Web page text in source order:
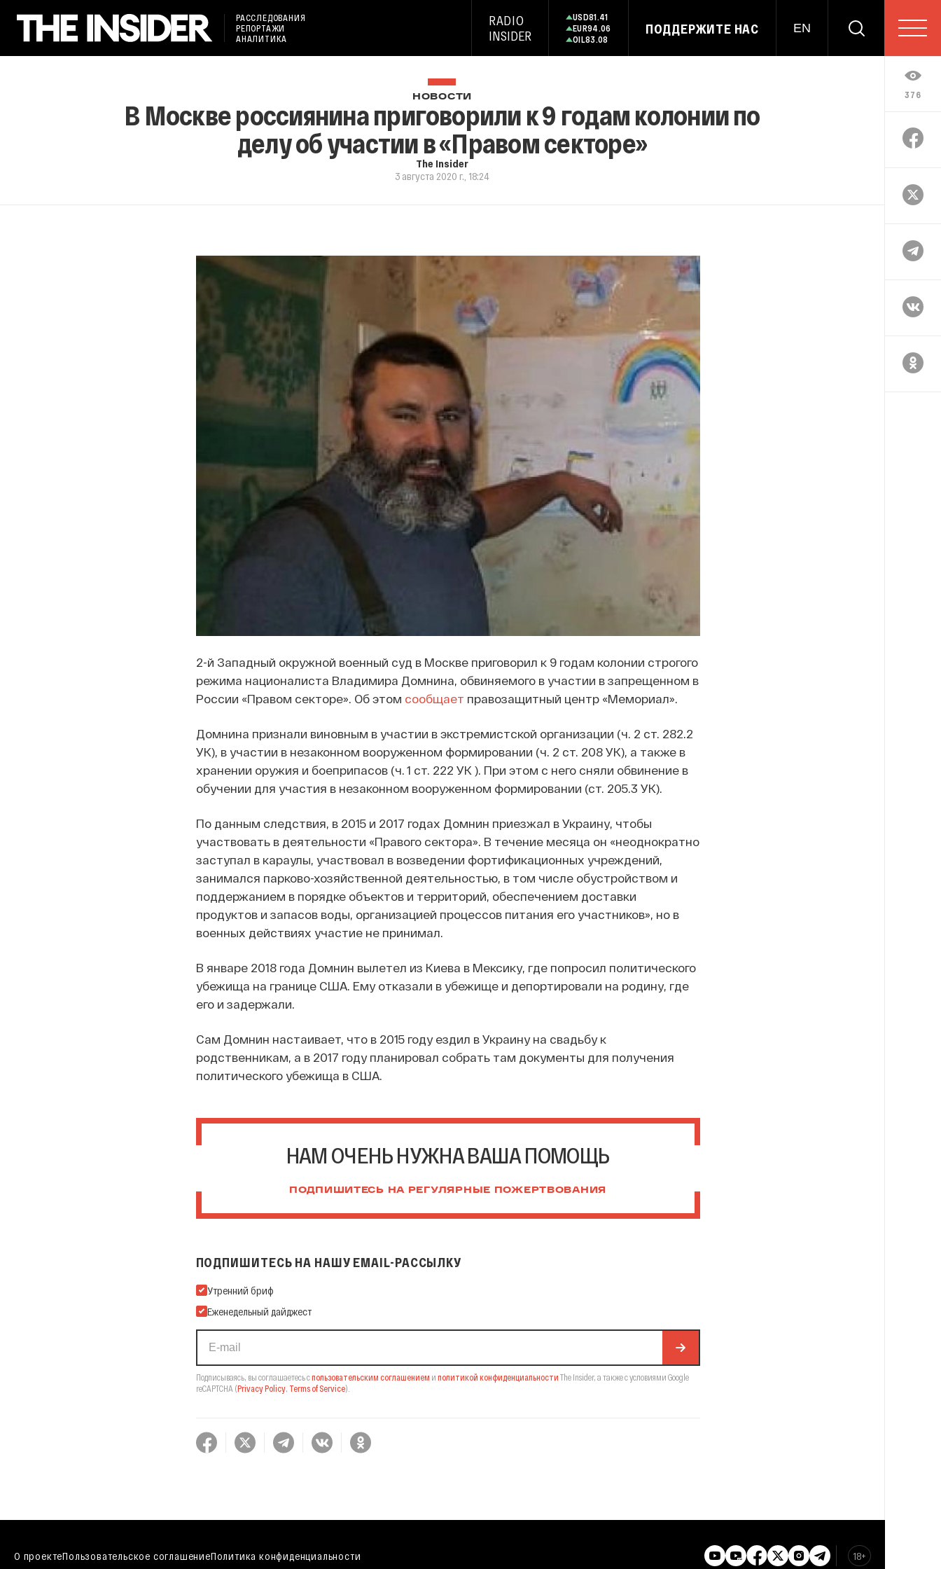
РАССЛЕДОВАНИЯ
РЕПОРТАЖИ
АНАЛИТИКА
RADIO
INSIDER
USD81.41
EUR94.06
OIL83.08
ПОДДЕРЖИТЕ НАС EN
376
НОВОСТИ
В Москве россиянина приговорили к 9 годам колонии по
делу об участии в «Правом секторе»
The Insider
3 августа 2020 г., 18:24
2-й Западный окружной военный суд в Москве приговорил к 9 годам колонии строгого
режима националиста Владимира Домнина, обвиняемого в участии в запрещенном в
России «Правом секторе». Об этом сообщает правозащитный центр «Мемориал».
Домнина признали виновным в участии в экстремистской организации (ч. 2 ст. 282.2
УК), в участии в незаконном вооруженном формировании (ч. 2 ст. 208 УК), а также в
хранении оружия и боеприпасов (ч. 1 ст. 222 УК ). При этом с него сняли обвинение в
обучении для участия в незаконном вооруженном формировании (ст. 205.3 УК).
По данным следствия, в 2015 и 2017 годах Домнин приезжал в Украину, чтобы
участвовать в деятельности «Правого сектора». В течение месяца он «неоднократно
заступал в караулы, участвовал в возведении фортификационных учреждений,
занимался парково-хозяйственной деятельностью, в том числе обустройством и
поддержанием в порядке объектов и территорий, обеспечением доставки
продуктов и запасов воды, организацией процессов питания его участников», но в
военных действиях участие не принимал.
В январе 2018 года Домнин вылетел из Киева в Мексику, где попросил политического
убежища на границе США. Ему отказали в убежище и депортировали на родину, где
его и задержали.
Сам Домнин настаивает, что в 2015 году ездил в Украину на свадьбу к
родственникам, а в 2017 году планировал собрать там документы для получения
политического убежища в США.
НАМ ОЧЕНЬ НУЖНА ВАША ПОМОЩЬ
ПОДПИШИТЕСЬ НА РЕГУЛЯРНЫЕ ПОЖЕРТВОВАНИЯ
ПОДПИШИТЕСЬ НА НАШУ EMAIL-РАССЫЛКУ
Подпишитесь на нашу Email-рассылку
Утренний бриф
Еженедельный дайджест
Подписываясь, вы соглашаетесь спользовательским соглашением и политикой конфиденциальности The Insider, а также с условиями Google
reCAPTCHA (Privacy Policy, Terms of Service).
О проектеПользовательское соглашениеПолитика конфиденциальности 18+